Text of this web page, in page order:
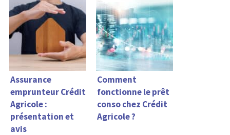
Assurance
emprunteur Crédit
Agricole :
présentation et
avis
Comment
fonctionne le prêt
conso chez Crédit
Agricole ?